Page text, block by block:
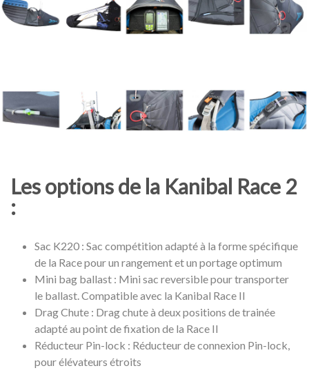
Les options de la Kanibal Race 2
:
Sac K220 : Sac compétition adapté à la forme spécifique
de la Race pour un rangement et un portage optimum
Mini bag ballast : Mini sac reversible pour transporter
le ballast. Compatible avec la Kanibal Race II
Drag Chute : Drag chute à deux positions de trainée
adapté au point de fixation de la Race II
Réducteur Pin-lock : Réducteur de connexion Pin-lock,
pour élévateurs étroits